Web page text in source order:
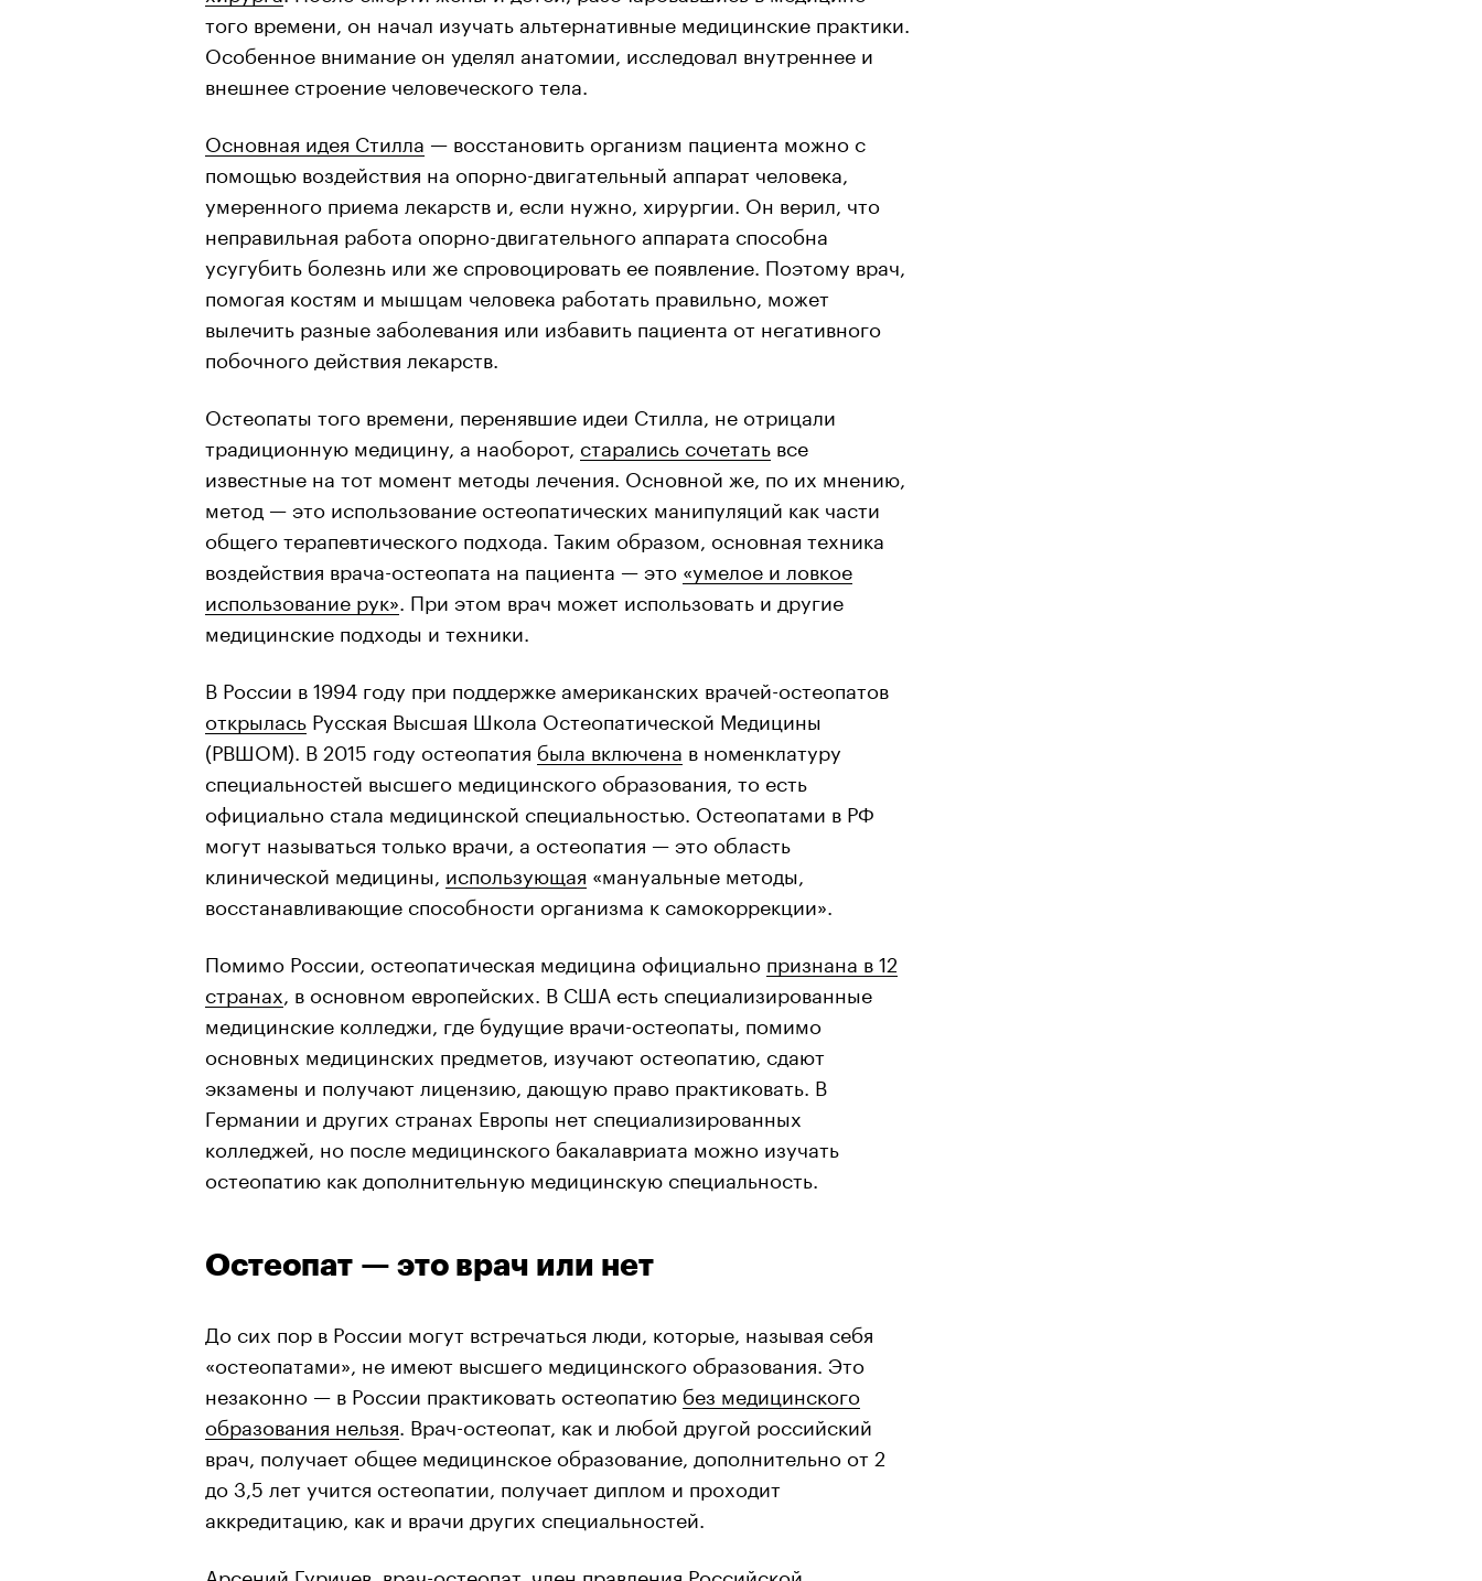
того времени, он начал изучать альтернативные медицинские практики.
Особенное внимание он уделял анатомии, исследовал внутреннее и
внешнее строение человеческого тела.
Основная идея Стилла — восстановить организм пациента можно с
помощью воздействия на опорно-двигательный аппарат человека,
умеренного приема лекарств и, если нужно, хирургии. Он верил, что
неправильная работа опорно-двигательного аппарата способна
усугубить болезнь или же спровоцировать ее появление. Поэтому врач,
помогая костям и мышцам человека работать правильно, может
вылечить разные заболевания или избавить пациента от негативного
побочного действия лекарств.
Остеопаты того времени, перенявшие идеи Стилла, не отрицали
традиционную медицину, а наоборот, старались сочетать все
известные на тот момент методы лечения. Основной же, по их мнению,
метод — это использование остеопатических манипуляций как части
общего терапевтического подхода. Таким образом, основная техника
воздействия врача-остеопата на пациента — это «умелое и ловкое
использование рук» . При этом врач может использовать и другие
медицинские подходы и техники.
В России в 1994 году при поддержке американских врачей-остеопатов
открылась Русская Высшая Школа Остеопатической Медицины
(РВШОМ). В 2015 году остеопатия была включена в номенклатуру
специальностей высшего медицинского образования, то есть
официально стала медицинской специальностью. Остеопатами в РФ
могут называться только врачи, а остеопатия — это область
клинической медицины, использующая «мануальные методы,
восстанавливающие способности организма к самокоррекции».
Помимо России, остеопатическая медицина официально признана в 12
странах , в основном европейских. В США есть специализированные
медицинские колледжи, где будущие врачи-остеопаты, помимо
основных медицинских предметов, изучают остеопатию, сдают
экзамены и получают лицензию, дающую право практиковать. В
Германии и других странах Европы нет специализированных
колледжей, но после медицинского бакалавриата можно изучать
остеопатию как дополнительную медицинскую специальность.
Остеопат — это врач или нет
До сих пор в России могут встречаться люди, которые, называя себя
«остеопатами», не имеют высшего медицинского образования. Это
незаконно — в России практиковать остеопатию без медицинского
образования нельзя . Врач-остеопат, как и любой другой российский
врач, получает общее медицинское образование, дополнительно от 2
до 3,5 лет учится остеопатии, получает диплом и проходит
аккредитацию, как и врачи других специальностей.
Арсений Гуричев, врач-остеопат, член правления Российской